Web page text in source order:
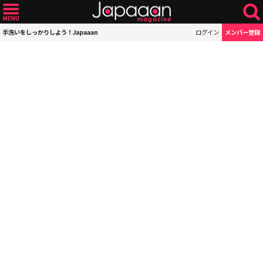
手洗いをしっかりしよう！Japaaan ログイン メンバー登録